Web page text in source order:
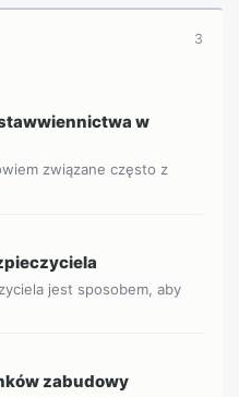
3
w
związane często z
jest sposobem, aby
zabudowy